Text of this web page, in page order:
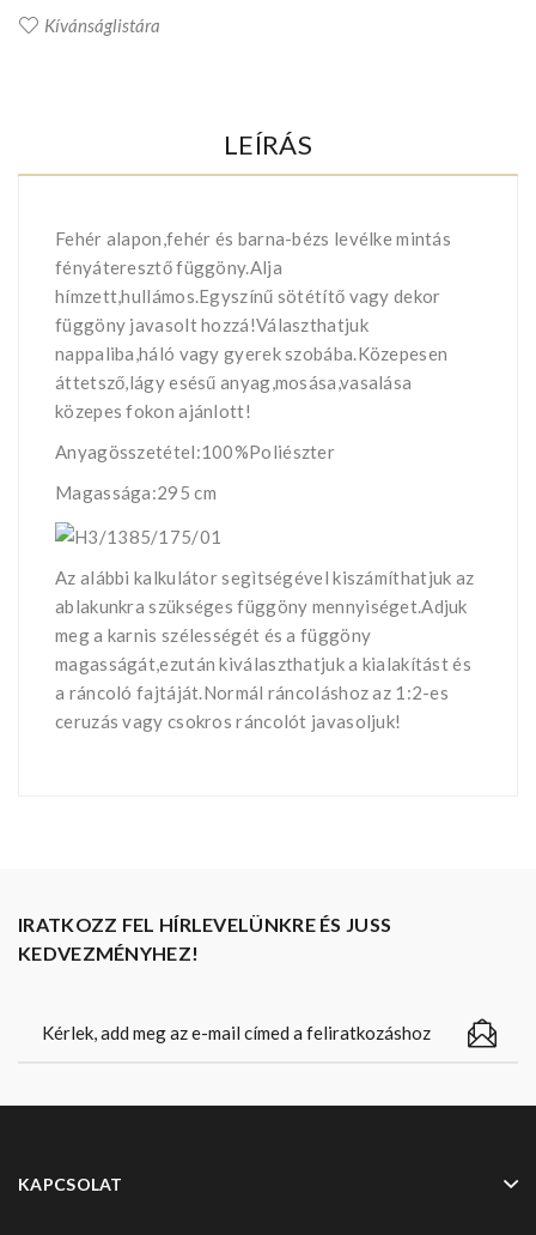
Kívánságlistára
LEÍRÁS
Fehér alapon,fehér és barna-bézs levélke mintás
fényáteresztő függöny.Alja
hímzett,hullámos.Egyszínű sötétítő vagy dekor
függöny javasolt hozzá!Választhatjuk
nappaliba,háló vagy gyerek szobába.Közepesen
áttetsző,lágy esésű anyag,mosása,vasalása
közepes fokon ajánlott!
Anyagösszetétel:100%Poliészter
Magassága:295 cm
Az alábbi kalkulátor segìtségével kiszámíthatjuk az
ablakunkra szükséges függöny mennyiséget.Adjuk
meg a karnis szélességét és a függöny
magasságát,ezután kiválaszthatjuk a kialakítást és
a ráncoló fajtáját.Normál ráncoláshoz az 1:2-es
ceruzás vagy csokros ráncolót javasoljuk!
IRATKOZZ FEL HÍRLEVELÜNKRE ÉS JUSS
KEDVEZMÉNYHEZ!
KAPCSOLAT